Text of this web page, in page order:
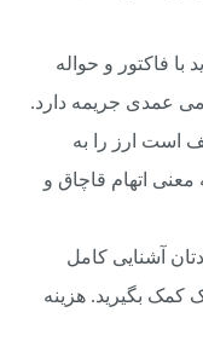
با فاکتور و حواله
عمدی جریمه دارد.
است ارز را به
اتهام قاچاق و
آشنایی کامل
کمک بگیرید. هزینه